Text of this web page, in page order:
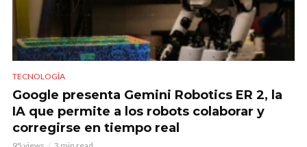
TECNOLOGÍA
Google presenta Gemini Robotics ER 2, la
IA que permite a los robots colaborar y
corregirse en tiempo real